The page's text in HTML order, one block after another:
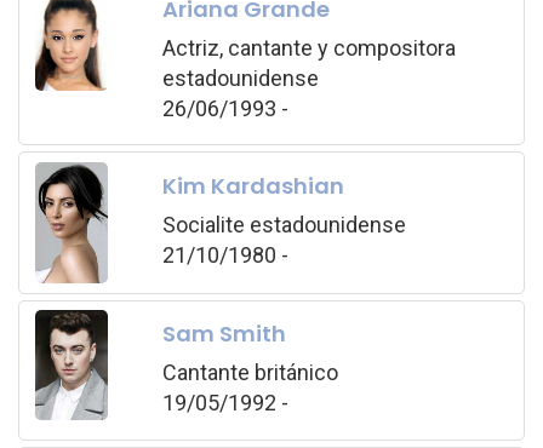
Ariana Grande
Actriz, cantante y compositora
estadounidense
26/06/1993 -
Kim Kardashian
Socialite estadounidense
21/10/1980 -
Sam Smith
Cantante británico
19/05/1992 -